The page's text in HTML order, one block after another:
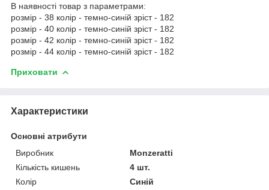
В наявності товар з параметрами:
розмір - 38 колір - темно-синій зріст - 182
розмір - 40 колір - темно-синій зріст - 182
розмір - 42 колір - темно-синій зріст - 182
розмір - 44 колір - темно-синій зріст - 182
Приховати
Характеристики
Основні атрибути
Виробник
Monzeratti
Кількість кишень
4 шт.
Колір
Синій